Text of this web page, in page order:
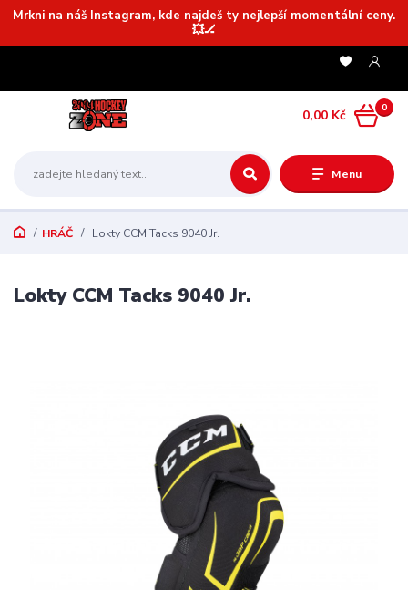
Mrkni na náš Instagram, kde najdeš ty nejlepší momentální ceny.
💥🏒
Menu
0
0,00 Kč
HRÁČ Lokty CCM Tacks 9040 Jr.
Lokty CCM Tacks 9040 Jr.